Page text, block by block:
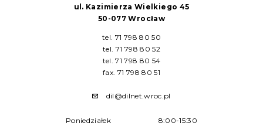
ul. Kazimierza Wielkiego 45
50-077 Wrocław
tel. 71 798 80 50
tel. 71 798 80 52
tel. 71 798 80 54
fax. 71 798 80 51
dil@dilnet.wroc.pl
Poniedziałek 8:00-15:30